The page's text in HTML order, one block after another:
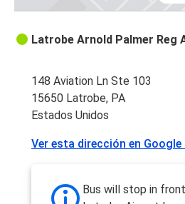
Latrobe Arnold Palmer Reg
148 Aviation Ln Ste 103
15650 Latrobe, PA
Estados Unidos
Ver esta dirección en Google
Bus will stop in